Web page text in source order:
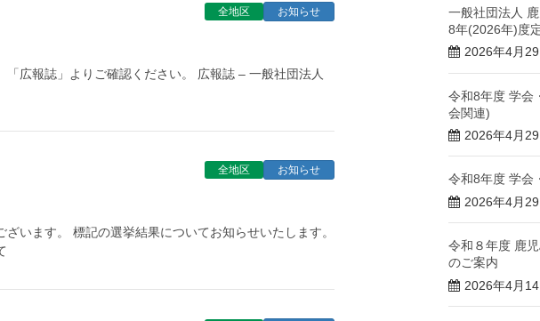
お知らせ
全地区
広報誌」よりご確認ください。 広報誌 – 一般社団法人
お知らせ
全地区
います。 標記の選挙結果についてお知らせいたします。
一般社団法人
8年(2026年)度
2026年4月29
令和8年度 学会
会関連)
2026年4月29
令和8年度 学会
2026年4月29
令和８年度 鹿
のご案内
2026年4月14